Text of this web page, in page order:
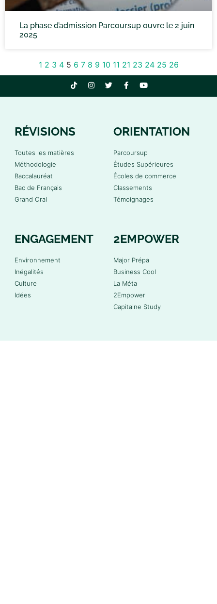
La phase d’admission Parcoursup ouvre le 2 juin
2025
1 2 3 4 5 6 7 8 9 10 11 21 23 24 25 26
RÉVISIONS
Toutes les matières
Méthodologie
Baccalauréat
Bac de Français
Grand Oral
ORIENTATION
Parcoursup
Études Supérieures
Écoles de commerce
Classements
Témoignages
ENGAGEMENT
Environnement
Inégalités
Culture
Idées
2EMPOWER
Major Prépa
Business Cool
La Méta
2Empower
Capitaine Study